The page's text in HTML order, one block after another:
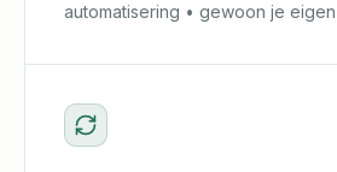
automatisering • gewoon je